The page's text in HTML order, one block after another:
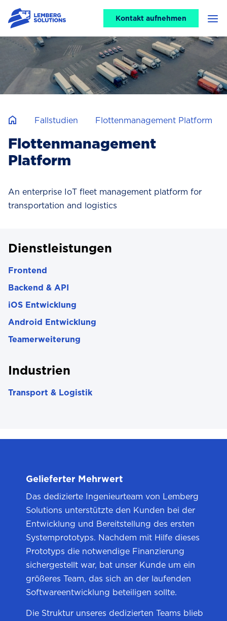
CTA
header
Kontakt aufnehmen
Fallstudien Flottenmanagement Platform
Flottenmanagement
Platform
An enterprise IoT fleet management platform for
transportation and logistics
Dienstleistungen
Frontend
Backend & API
iOS Entwicklung
Android Entwicklung
Teamerweiterung
Industrien
Transport & Logistik
Gelieferter Mehrwert
Das dedizierte Ingenieurteam von Lemberg
Solutions unterstützte den Kunden bei der
Entwicklung und Bereitstellung des ersten
Systemprototyps. Nachdem mit Hilfe dieses
Prototyps die notwendige Finanzierung
sichergestellt war, bat unser Kunde um ein
größeres Team, das sich an der laufenden
Softwareentwicklung beteiligen sollte.
Die Struktur unseres dedizierten Teams blieb